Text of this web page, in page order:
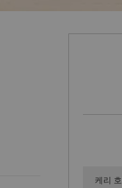
케리